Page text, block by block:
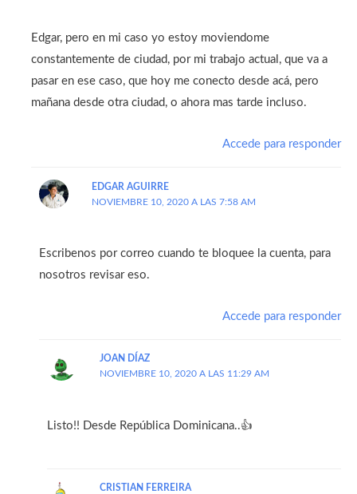
Edgar, pero en mi caso yo estoy moviendome
constantemente de ciudad, por mi trabajo actual, que va a
pasar en ese caso, que hoy me conecto desde acá, pero
mañana desde otra ciudad, o ahora mas tarde incluso.
Accede para responder
EDGAR AGUIRRE
NOVIEMBRE 10, 2020 A LAS 7:58 AM
Escribenos por correo cuando te bloquee la cuenta, para
nosotros revisar eso.
Accede para responder
JOAN DÍAZ
NOVIEMBRE 10, 2020 A LAS 11:29 AM
Listo!! Desde República Dominicana..👍
CRISTIAN FERREIRA